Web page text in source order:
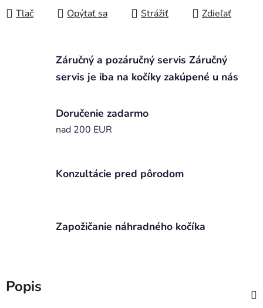
Tlač Opýtať sa Strážiť Zdieľať
Záručný a pozáručný servis Záručný
servis je iba na kočíky zakúpené u nás
Doručenie zadarmo
nad 200 EUR
Konzultácie pred pôrodom
Zapožičanie náhradného kočíka
Popis